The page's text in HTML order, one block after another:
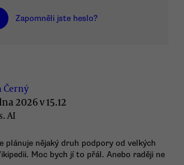
Zapomněli jste heslo?
Černý
2026 v 15.12
AI
plánuje nějaký druh podpory od velkých
Moc bych jí to přál. Anebo raději ne